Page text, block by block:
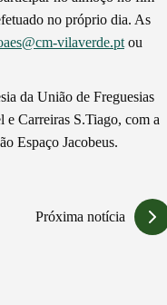
no próprio dia. As
vilaverde.pt ou
da União de Freguesias
Carreiras S.Tiago, com a
Espaço Jacobeus.
Próxima notícia